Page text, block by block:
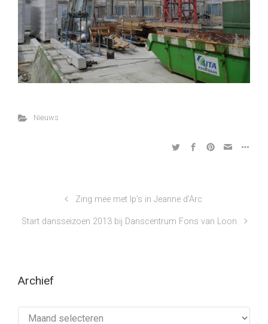
Nieuws
Zing mee met lp’s in Jeanne d’Arc
Start dansseizoen 2013 bij Danscentrum Fons van Loon
Archief